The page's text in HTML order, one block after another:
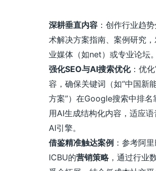
深耕垂直内容 ：创作行业趋
术解决方案指南、案例研究
业媒体（如net）或专业论坛。
强化SEO与AI搜索优化：优
容，确保关键词（如“中国新
方案”）在Google搜索中排名
用AI生成结构化内容，适应
AI引擎。
借鉴精准触达案例 ：参考阿
ICBU的营销策略，通过行业